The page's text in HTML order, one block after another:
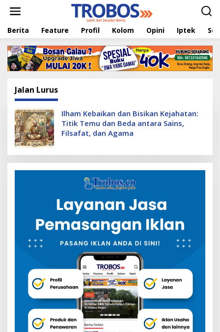
t
Berita Feature Profil Kolom Opini Iptek
Jalan Lurus
Ilham Kebaikan dan Bisikan Kejahatan:
Titik Temu dan Beda antara Sains,
Filsafat, dan Agama